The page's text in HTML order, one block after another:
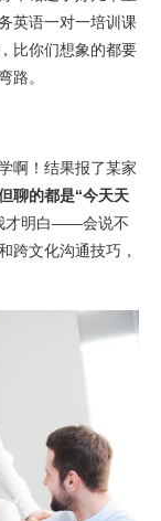
英语一对一培训课
比你们想象的都要
路。
啊！结果报了某家
聊的都是“今天天
才明白——会说不
跨文化沟通技巧，